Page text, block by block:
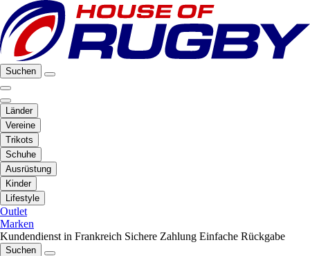
Suchen
Länder
Vereine
Trikots
Schuhe
Ausrüstung
Kinder
Lifestyle
Outlet
Marken
Kundendienst in Frankreich Sichere Zahlung Einfache Rückgabe
Suchen